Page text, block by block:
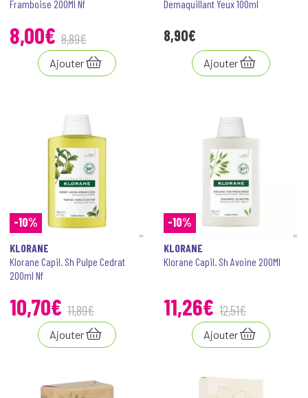
Framboise 200Ml Nf
8,00€ 8,89€
Ajouter
Demaquillant Yeux 100ml
8,90€
Ajouter
-10%
KLORANE
Klorane Capil. Sh Pulpe Cedrat
200ml Nf
10,70€ 11,89€
Ajouter
-10%
KLORANE
Klorane Capil. Sh Avoine 200Ml
11,26€ 12,51€
Ajouter